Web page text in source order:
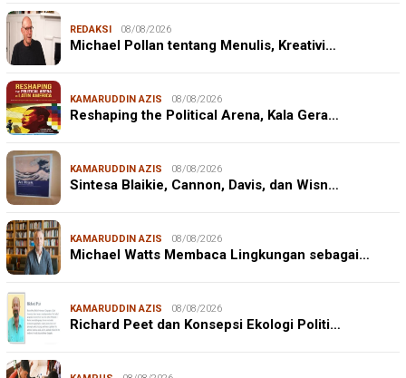
REDAKSI 08/08/2026
Michael Pollan tentang Menulis, Kreativi…
KAMARUDDIN AZIS 08/08/2026
Reshaping the Political Arena, Kala Gera…
KAMARUDDIN AZIS 08/08/2026
Sintesa Blaikie, Cannon, Davis, dan Wisn…
KAMARUDDIN AZIS 08/08/2026
Michael Watts Membaca Lingkungan sebagai…
KAMARUDDIN AZIS 08/08/2026
Richard Peet dan Konsepsi Ekologi Politi…